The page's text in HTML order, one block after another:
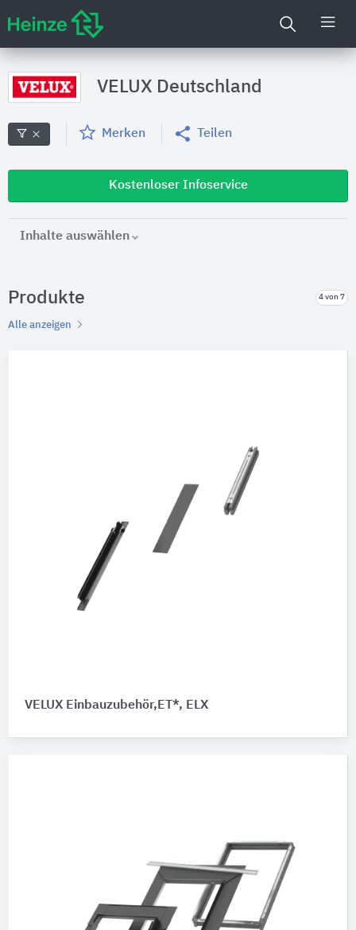
VELUX Deutschland
Merken Teilen
Kostenloser Infoservice
Inhalte auswählen
Produkte 4 von 7
Alle anzeigen
VELUX Einbauzubehör,ET*, ELX